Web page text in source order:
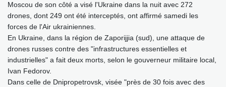
Moscou de son côté a visé l'Ukraine dans la nuit avec 272
drones, dont 249 ont été interceptés, ont affirmé samedi les
forces de l'Air ukrainiennes.
En Ukraine, dans la région de Zaporijjia (sud), une attaque de
drones russes contre des "infrastructures essentielles et
industrielles" a fait deux morts, selon le gouverneur militaire local,
Ivan Fedorov.
Dans celle de Dnipropetrovsk, visée "près de 30 fois avec des